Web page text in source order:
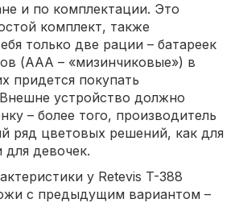
и по комплектации. Это
комплект, также
только две рации – батареек
(ААА – «мизинчиковые») в
придется покупать
устройство должно
– более того, производитель
ряд цветовых решений, как для
для девочек.
у Retevis T-388
с предыдущим вариантом –